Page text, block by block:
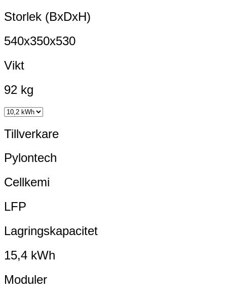
Storlek (BxDxH)
540x350x530
Vikt
92 kg
Tillverkare
Pylontech
Cellkemi
LFP
Lagringskapacitet
15,4 kWh
Moduler